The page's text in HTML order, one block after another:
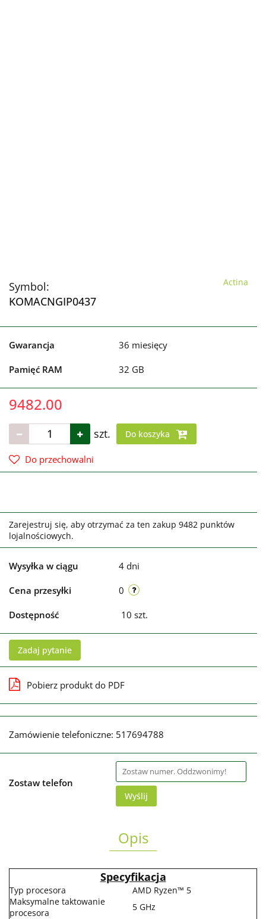
Symbol:
KOMACNGIP0437
Actina
Gwarancja 36 miesięcy
Pamięć RAM 32 GB
9482.00
szt. Do koszyka
Do przechowalni
Zarejestruj się, aby otrzymać za ten zakup 9482 punktów
lojalnościowych.
Wysyłka w ciągu 4 dni
Cena przesyłki 0
Dostępność 10 szt.
Zadaj pytanie
Pobierz produkt do PDF
Zamówienie telefoniczne: 517694788
Zostaw telefon
Wyślij
Opis
Specyfikacja
Typ procesora
AMD Ryzen™ 5
Maksymalne taktowanie
procesora
5 GHz